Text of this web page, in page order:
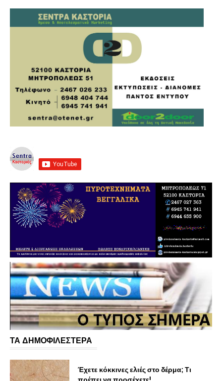
ΤΑ ΔΗΜΟΦΙΛΕΣΤΕΡΑ
Έχετε κόκκινες ελιές στο δέρμα; Τι